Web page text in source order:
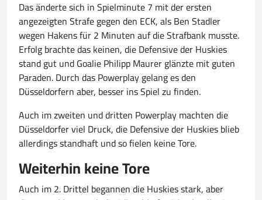
Das änderte sich in Spielminute 7 mit der ersten
angezeigten Strafe gegen den ECK, als Ben Stadler
wegen Hakens für 2 Minuten auf die Strafbank musste.
Erfolg brachte das keinen, die Defensive der Huskies
stand gut und Goalie Philipp Maurer glänzte mit guten
Paraden. Durch das Powerplay gelang es den
Düsseldorfern aber, besser ins Spiel zu finden.
Auch im zweiten und dritten Powerplay machten die
Düsseldorfer viel Druck, die Defensive der Huskies blieb
allerdings standhaft und so fielen keine Tore.
Weiterhin keine Tore
Auch im 2. Drittel begannen die Huskies stark, aber